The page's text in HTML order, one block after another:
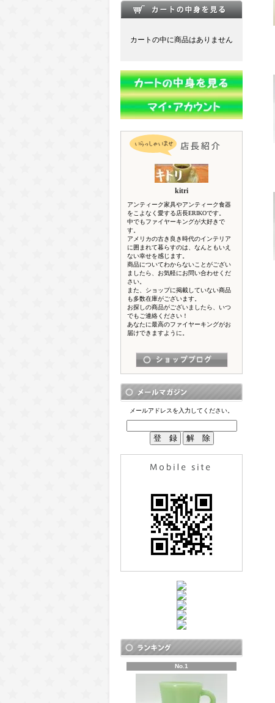
カートの中に商品はありません
kitri
アンティーク家具やアンティーク食器
をこよなく愛する店長ERIKOです。
中でもファイヤーキングが大好きで
す。
アメリカの古き良き時代のインテリア
に囲まれて暮らすのは、なんともいえ
ない幸せを感じます。
商品についてわからないことがござい
ましたら、お気軽にお問い合わせくだ
さい。
また、ショップに掲載していない商品
も多数在庫がございます。
お探しの商品がございましたら、いつ
でもご連絡ください！
あなたに最高のファイヤーキングがお
届けできますように。
メールアドレスを入力してください。
No.1